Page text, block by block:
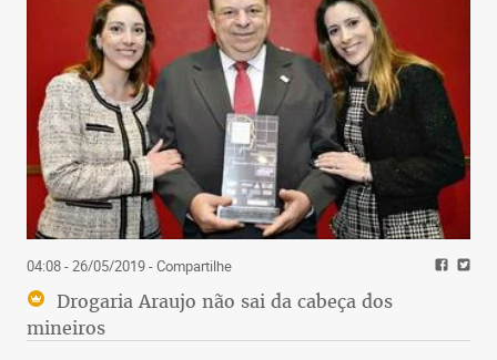
04:08 - 26/05/2019- Compartilhe
Drogaria Araujo não sai da cabeça dos
mineiros